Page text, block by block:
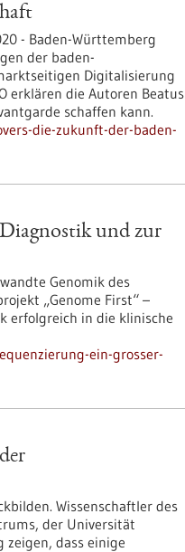
- Baden-Württemberg
der baden-
Digitalisierung
erklären die Autoren Beatus
schaffen kann.
die-zukunft-der-baden-
und zur
Genomik des
„Genome First“ –
erfolgreich in die klinische
ein-grosser-
Wissenschaftler des
der Universität
dass einige